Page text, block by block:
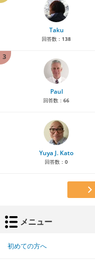
Taku
回答数： 138
3
Paul
回答数： 66
Yuya J. Kato
回答数： 0
メニュー
初めての方へ